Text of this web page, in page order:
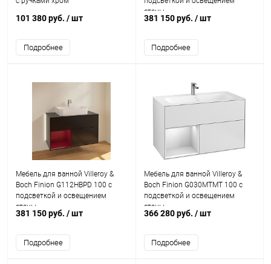
101 380 руб. / шт
Подробнее
стены
381 150 руб. / шт
Подробнее
Мебель для ванной Villeroy &
Boch Finion G112HBPD 100 с
подсветкой и освещением
стены
381 150 руб. / шт
Подробнее
Мебель для ванной Villeroy &
Boch Finion G030MTMT 100 с
подсветкой и освещением
стены
366 280 руб. / шт
Подробнее